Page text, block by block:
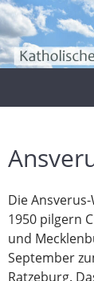
Zum
Inhalt
springen
Die
1950 pilgern
und
September
Ratzeburg.